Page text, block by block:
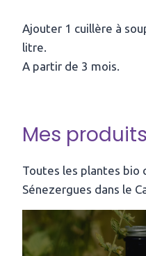
Ajouter 1 cuillère à
litre.
A partir de 3 mois.
Mes
Toutes les plantes bio
Sénezergues dans le